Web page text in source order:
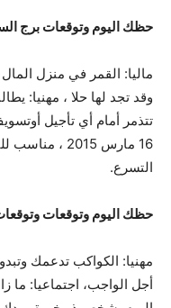
حظك اليوم وتوقعات برج السرطان (22
ماليا: القمر في منزل
وقد تجد لها حلا ، مهنيا:
تتذمر أمام أي تأجيل
16 مارس
التسرع.
حظك اليوم وتوقعات وتوقعات برج الأسد
مهنيا: الكواكب تدعمك
أجل الواجب، اجتماعيا: ما